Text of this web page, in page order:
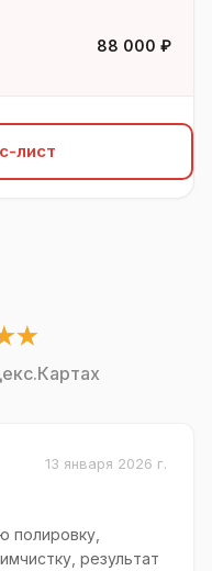
88 000 ₽
лист
13 января 2026 г.
полировку,
результат